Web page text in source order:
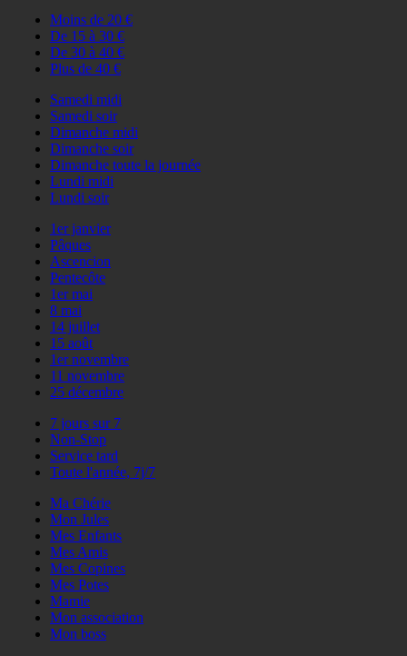
Moins de 20 €
De 15 à 30 €
De 30 à 40 €
Plus de 40 €
Samedi midi
Samedi soir
Dimanche midi
Dimanche soir
Dimanche toute la journée
Lundi midi
Lundi soir
1er janvier
Pâques
Ascencion
Pentecôte
1er mai
8 mai
14 juillet
15 août
1er novembre
11 novembre
25 décembre
7 jours sur 7
Non-Stop
Service tard
Toute l'année, 7j/7
Ma Chérie
Mon Jules
Mes Enfants
Mes Amis
Mes Copines
Mes Potes
Mamie
Mon association
Mon boss